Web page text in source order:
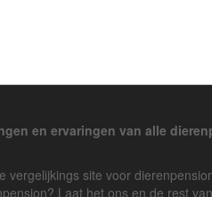
en ervaringen van alle
vergelijkings site voor
Laat het ons en de rest